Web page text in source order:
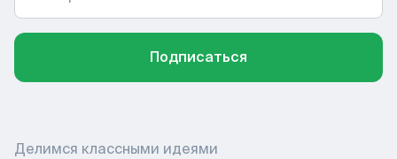
Подписаться
Делимся классными идеями